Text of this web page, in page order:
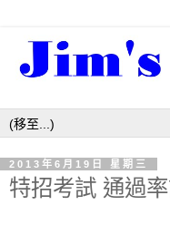
2013年6月19日 星期三
特招考試 通過